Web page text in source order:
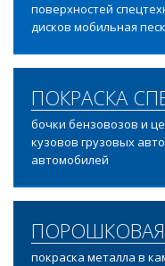
поверхностей
дисков мобильная
ПОКРАСКА
бочки бензовозов и
кузовов грузовых
автомобилей
покраска металла в